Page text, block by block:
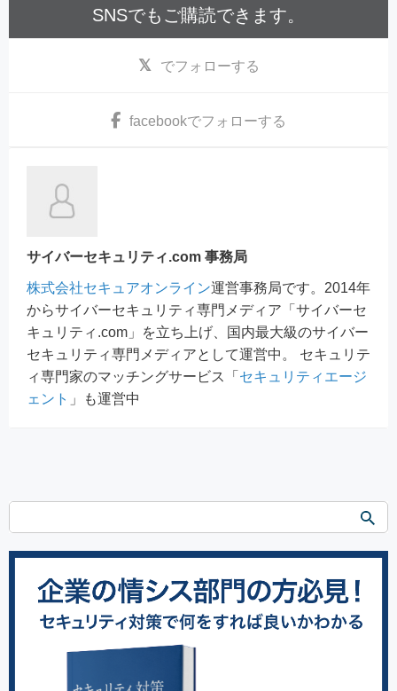
SNSでもご購読できます。
でフォローする
facebookでフォローする
サイバーセキュリティ.com 事務局
株式会社セキュアオンライン運営事務局です。2014年
からサイバーセキュリティ専門メディア「サイバーセ
キュリティ.com」を立ち上げ、国内最大級のサイバー
セキュリティ専門メディアとして運営中。 セキュリテ
ィ専門家のマッチングサービス「 セキュリティエージ
ェント 」も運営中